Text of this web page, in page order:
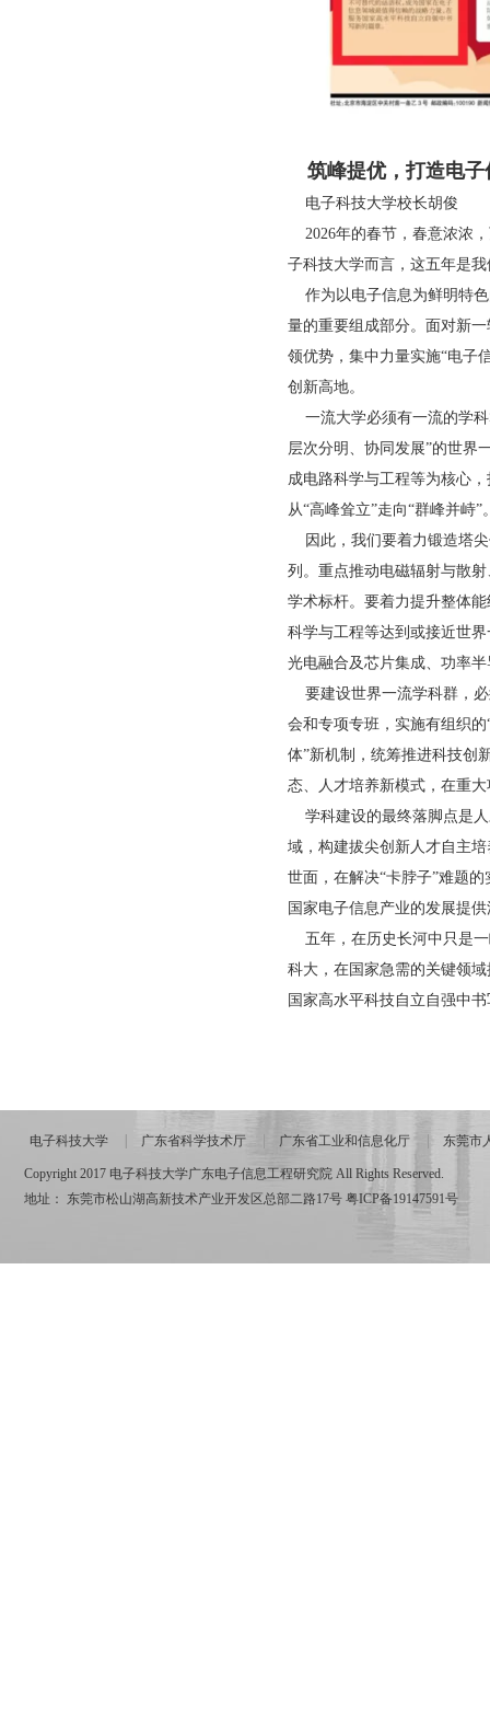
筑峰提优，打造电
电子科技大学校长胡俊
2026年的春节，春意浓浓
子科技大学而言，这五年是
作为以电子信息为鲜明特色
量的重要组成部分。面对新
领优势，集中力量实施“电子
创新高地。
一流大学必须有一流的学科
层次分明、协同发展”的世界
成电路科学与工程等为核心
从“高峰耸立”走向“群峰并峙”
因此，我们要着力锻造塔尖
列。重点推动电磁辐射与散
学术标杆。要着力提升整体
科学与工程等达到或接近世
光电融合及芯片集成、功率
要建设世界一流学科群，必
会和专项专班，实施有组织
体”新机制，统筹推进科技创
态、人才培养新模式，在重
学科建设的最终落脚点是人
域，构建拔尖创新人才自主
世面，在解决“卡脖子”难题
国家电子信息产业的发展提
五年，在历史长河中只是一
科大，在国家急需的关键领
国家高水平科技自立自强中
电子科技大学 广东省科学技术厅 广东省工业和信息化厅 东莞市
Copyright 2017 电子科技大学广东电子信息工程研究院 All Rights Reserved.
地址： 东莞市松山湖高新技术产业开发区总部二路17号 粤ICP备19147591号